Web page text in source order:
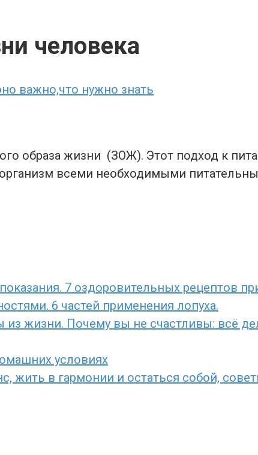
человека
важно,что нужно знать
образа жизни (ЗОЖ). Этот подход к
всеми необходимыми
7 оздоровительных рецептов
6 частей применения лопуха.
жизни. Почему вы не счастливы: всё
условиях
жить в гармонии и остаться собой,